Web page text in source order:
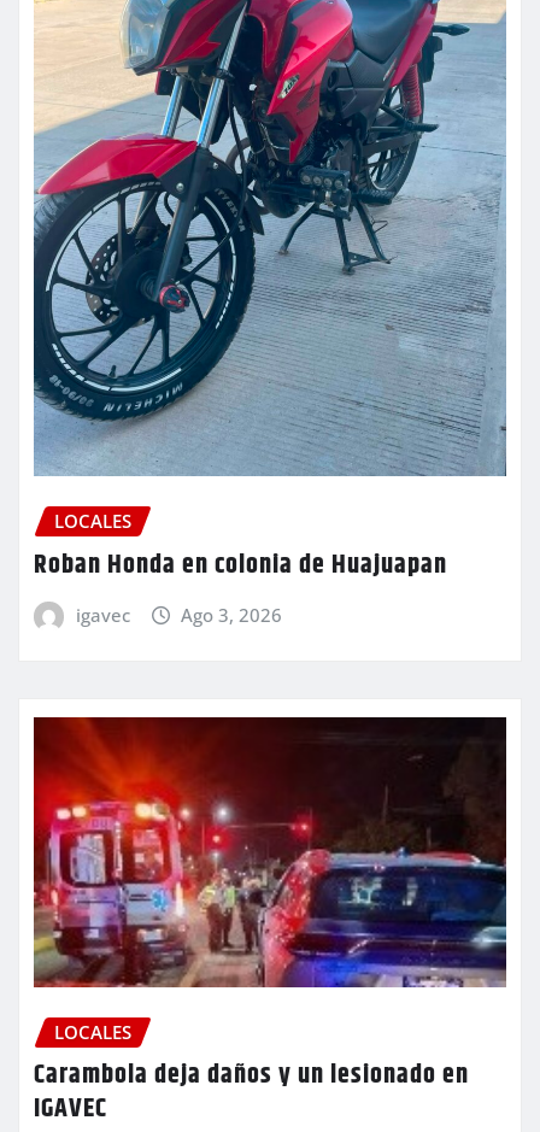
LOCALES
Roban Honda en colonia de Huajuapan
igavec Ago 3, 2026
LOCALES
Carambola deja daños y un lesionado en
IGAVEC